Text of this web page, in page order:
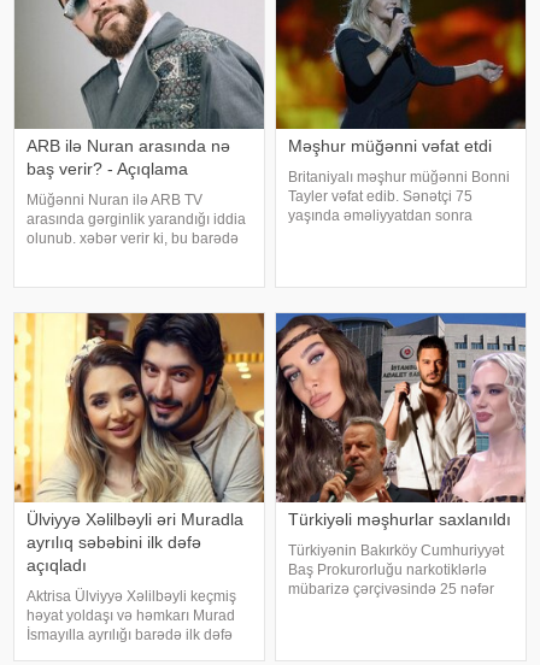
ARB ilə Nuran arasında nə
baş verir? - Açıqlama
Müğənni Nuran ilə ARB TV
arasında gərginlik yarandığı iddia
olunub. xəbər verir ki, bu barədə
alınmış görüntü və
açıqlamalarının heç bir rəsm
Məşhur müğənni vəfat etdi
Britaniyalı məşhur müğənni Bonni
Tayler vəfat edib. Sənətçi 75
yaşında əməliyyatdan sonra
Ülviyyə Xəlilbəyli əri Muradla
ayrılıq səbəbini ilk dəfə
açıqladı
Aktrisa Ülviyyə Xəlilbəyli keçmiş
həyat yoldaşı və həmkarı Murad
İsmayılla ayrılığı barədə ilk dəfə
Türkiyəli məşhurlar saxlanıldı
Türkiyənin Bakırköy Cumhuriyyət
Baş Prokurorluğu narkotiklərlə
mübarizə çərçivəsində 25 nəfər